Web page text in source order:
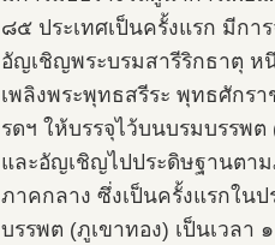
๘๕ ประเทศเป็นครั้งแรก มีกา
อัญเชิญพระบรมสารีริกธาตุ ห
เพลิงพระพุทธสรีระ พุทธศักร
รดฯ ให้บรรจุไว้บนบรมบรรพ
และอัญเชิญไปประดิษฐานตา
ภาคกลาง ซึ่งเป็นครั้งแรกใน
บรรพต (ภูเขาทอง) เป็นเวลา